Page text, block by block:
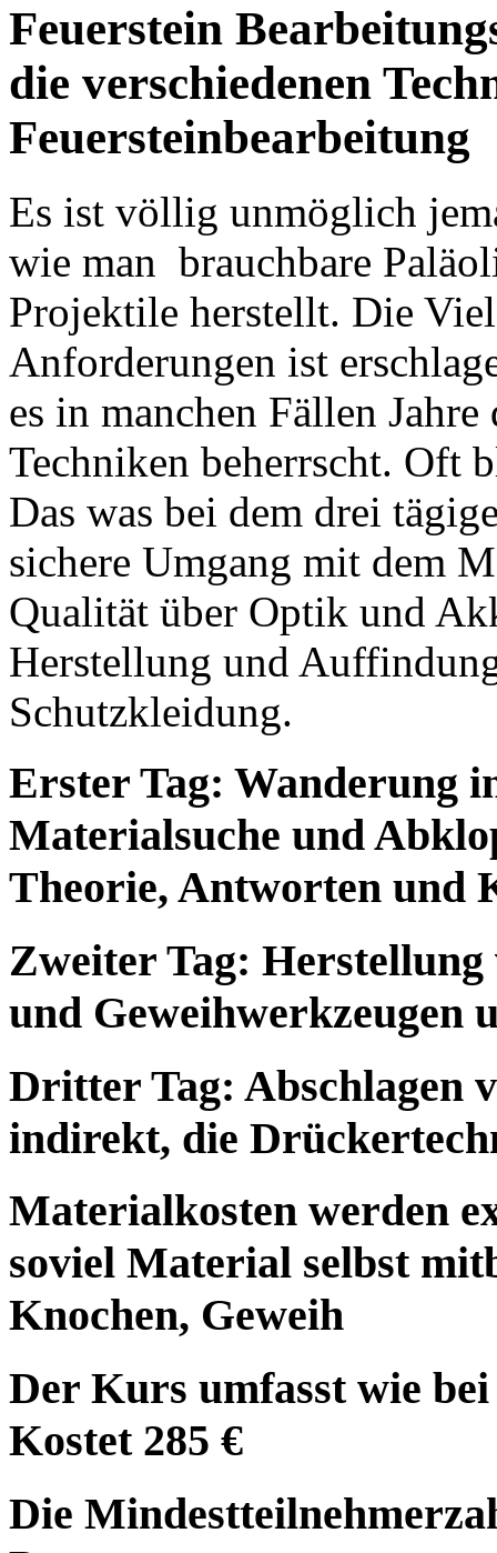
Feuerstein
die verschiedenen
Feuersteinbearbeitung
Es ist völlig unmöglich
wie man brauchbare
Projektile herstellt. Die
Anforderungen ist
es in manchen Fällen
Techniken beherrscht. Oft
Das was bei dem drei
sichere Umgang mit dem
Qualität über Optik und
Herstellung und
Schutzkleidung.
Erster Tag: Wanderung
Materialsuche und
Theorie, Antworten und
Zweiter Tag:
und Geweihwerkzeugen
Dritter Tag: Abschlagen
indirekt, die
Materialkosten werden
soviel Material selbst
Knochen, Geweih
Der Kurs umfasst wie
Kostet 285 €
Die